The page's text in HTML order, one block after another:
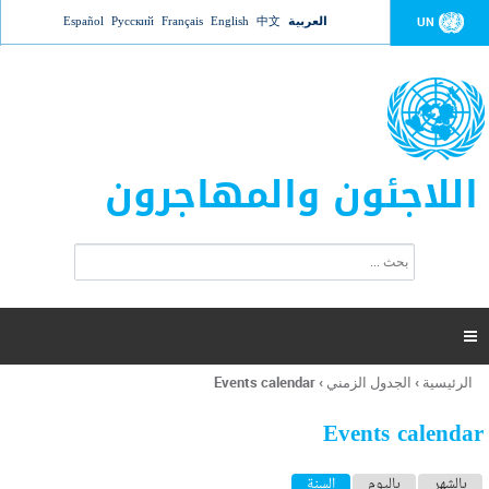
Jump to navigation UN العربية 中文
English
Français
Русский
Español
اللاجئون والمهاجرون
ت
ر
ل
ح
ب

أنت
هنا
الرئيسية › الجدول الزمني ›
Events calendar
Events calendar